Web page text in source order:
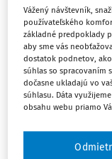
Vážený návštevník,
používateľského
základné predpoklady
aby sme vás
dostatok podnetov,
súhlas so spracovaním
dočasne ukladajú vo
súhlasu. Dáta
obsahu webu priamo